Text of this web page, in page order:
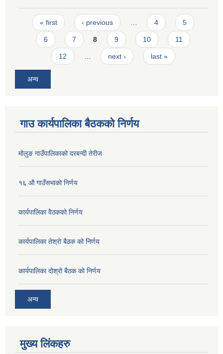
Pages
« first ‹ previous 4 5
6 7 8 9 10 11
12 next › last »
अन्य
गाउ कार्यपालिका बैठकको निर्णय
मोलुङ गाउँपालिकाको दरबन्दी तेरीज
१६ औ गाउँसभाको निर्णय
कार्यपालिका वैठकको निर्णय
कार्यपालिका तेश्रो बैठक को निर्णय
कार्यपालिका दोश्रो बैठक को निर्णय
अन्य
मुख्य लिंकहरु